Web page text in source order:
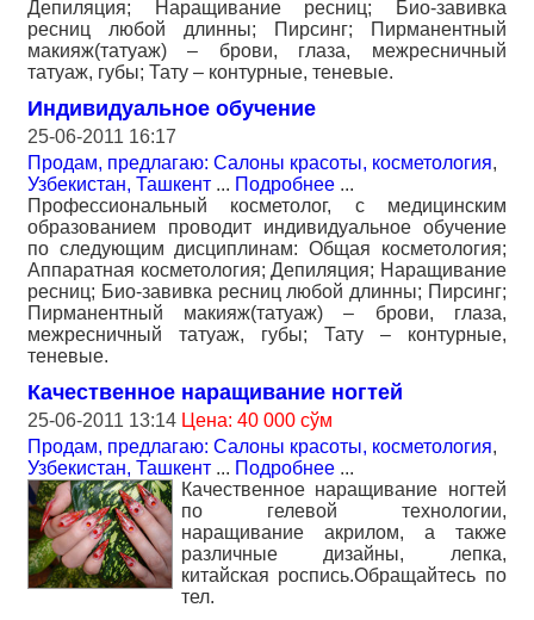
Депиляция; Наращивание ресниц; Био-завивка
ресниц любой длинны; Пирсинг; Пирманентный
макияж(татуаж) – брови, глаза, межресничный
татуаж, губы; Тату – контурные, теневые.
Индивидуальное обучение
25-06-2011 16:17
Продам, предлагаю: Салоны красоты, косметология,
Узбекистан, Ташкент ... Подробнее ...
Профессиональный косметолог, с медицинским
образованием проводит индивидуальное обучение
по следующим дисциплинам: Общая косметология;
Аппаратная косметология; Депиляция; Наращивание
ресниц; Био-завивка ресниц любой длинны; Пирсинг;
Пирманентный макияж(татуаж) – брови, глаза,
межресничный татуаж, губы; Тату – контурные,
теневые.
Качественное наращивание ногтей
25-06-2011 13:14 Цена: 40 000 сўм
Продам, предлагаю: Салоны красоты, косметология,
Узбекистан, Ташкент ... Подробнее ...
Качественное наращивание ногтей
по гелевой технологии,
наращивание акрилом, а также
различные дизайны, лепка,
китайская роспись.Обращайтесь по
тел.